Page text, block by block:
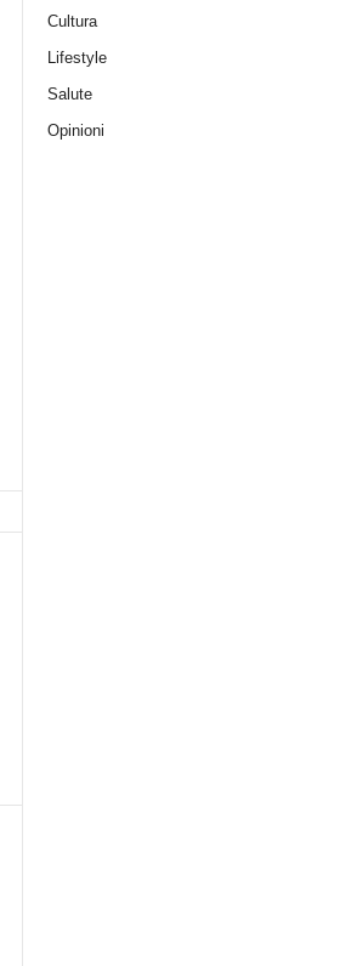
Cultura
Lifestyle
Salute
Opinioni